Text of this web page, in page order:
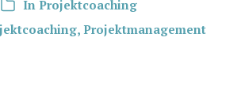
In Projektcoaching
, Projektmanagement